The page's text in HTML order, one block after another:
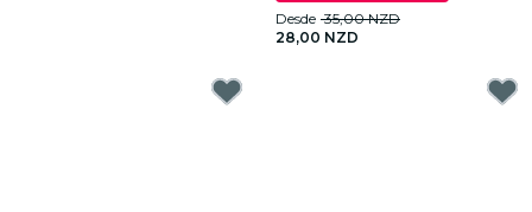
Desde 35,00 NZD
28,00 NZD